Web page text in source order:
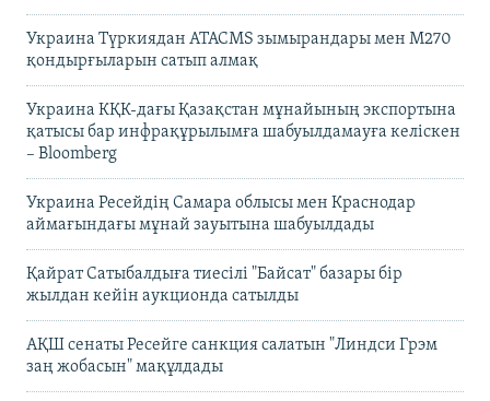
Украина Түркиядан ATACMS зымырандары мен M270
қондырғыларын сатып алмақ
Украина КҚК-дағы Қазақстан мұнайының экспортына
қатысы бар инфрақұрылымға шабуылдамауға келіскен
– Bloomberg
Украина Ресейдің Самара облысы мен Краснодар
аймағындағы мұнай зауытына шабуылдады
Қайрат Сатыбалдыға тиесілі "Байсат" базары бір
жылдан кейін аукционда сатылды
АҚШ сенаты Ресейге санкция салатын "Линдси Грэм
заң жобасын" мақұлдады